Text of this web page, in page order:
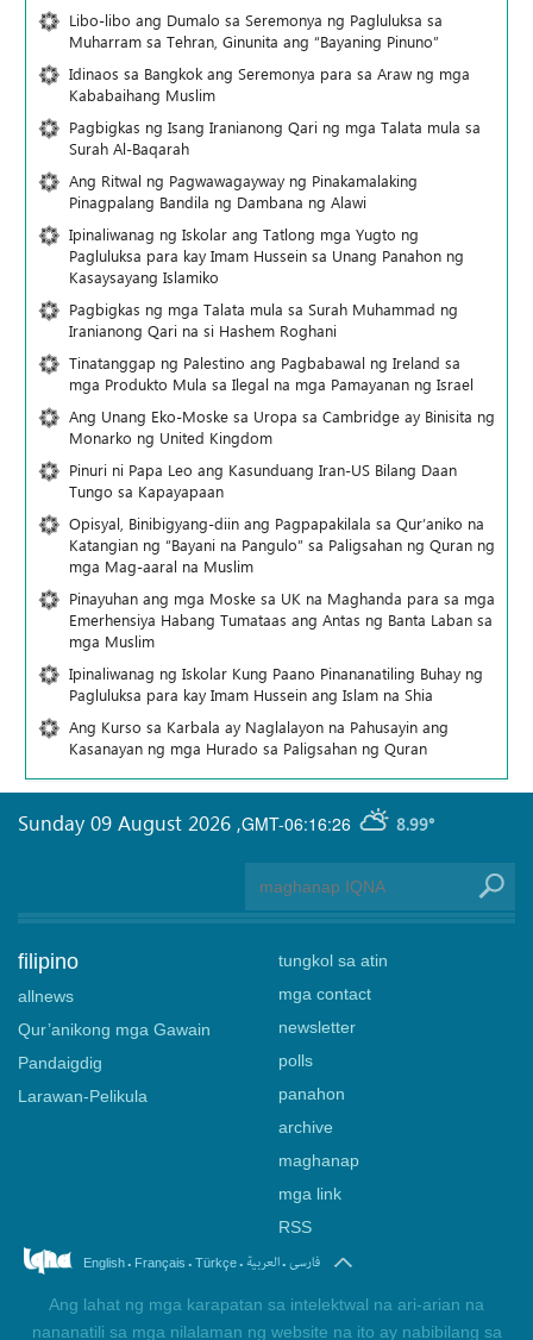
Libo-libo ang Dumalo sa Seremonya ng Pagluluksa sa
Muharram sa Tehran, Ginunita ang “Bayaning Pinuno”
Idinaos sa Bangkok ang Seremonya para sa Araw ng mga
Kababaihang Muslim
Pagbigkas ng Isang Iranianong Qari ng mga Talata mula sa
Surah Al-Baqarah
Ang Ritwal ng Pagwawagayway ng Pinakamalaking
Pinagpalang Bandila ng Dambana ng Alawi
Ipinaliwanag ng Iskolar ang Tatlong mga Yugto ng
Pagluluksa para kay Imam Hussein sa Unang Panahon ng
Kasaysayang Islamiko
Pagbigkas ng mga Talata mula sa Surah Muhammad ng
Iranianong Qari na si Hashem Roghani
Tinatanggap ng Palestino ang Pagbabawal ng Ireland sa
mga Produkto Mula sa Ilegal na mga Pamayanan ng Israel
Ang Unang Eko-Moske sa Uropa sa Cambridge ay Binisita ng
Monarko ng United Kingdom
Pinuri ni Papa Leo ang Kasunduang Iran-US Bilang Daan
Tungo sa Kapayapaan
Opisyal, Binibigyang-diin ang Pagpapakilala sa Qur’aniko na
Katangian ng “Bayani na Pangulo” sa Paligsahan ng Quran ng
mga Mag-aaral na Muslim
Pinayuhan ang mga Moske sa UK na Maghanda para sa mga
Emerhensiya Habang Tumataas ang Antas ng Banta Laban sa
mga Muslim
Ipinaliwanag ng Iskolar Kung Paano Pinananatiling Buhay ng
Pagluluksa para kay Imam Hussein ang Islam na Shia
Ang Kurso sa Karbala ay Naglalayon na Pahusayin ang
Kasanayan ng mga Hurado sa Paligsahan ng Quran
GMT-06:16:26 8.99°
Sunday 09 August 2026 ,
filipino
allnews
Qur’anikong mga Gawain
Pandaigdig
Larawan-Pelikula
tungkol sa atin
mga contact
newsletter
polls
panahon
archive
maghanap
mga link
RSS
English. Français . Türkçe. العربیة.فارسی
Ang lahat ng mga karapatan sa intelektwal na ari-arian na
nananatili sa mga nilalaman ng website na ito ay nabibilang sa